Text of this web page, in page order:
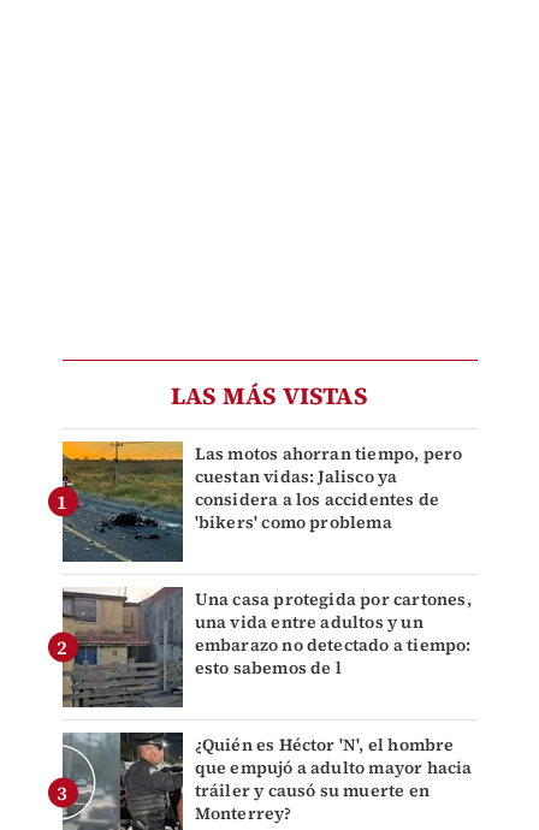
LAS MÁS VISTAS
Las motos ahorran tiempo, pero
cuestan vidas: Jalisco ya
considera a los accidentes de
'bikers' como problema
Una casa protegida por cartones,
una vida entre adultos y un
embarazo no detectado a tiempo:
esto sabemos de l
¿Quién es Héctor 'N', el hombre
que empujó a adulto mayor hacia
tráiler y causó su muerte en
Monterrey?